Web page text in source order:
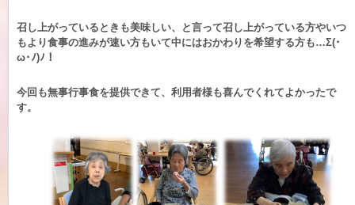
召し上がっているときも美味しい、と言って召し上がっている方やいつ
もより食事の進みが速い方もいて中にはおかわりを希望する方も…Σ(･
ω･ﾉ)ﾉ！
今回も無事行事食を提供できて、利用者様も喜んでくれてよかったで
す。